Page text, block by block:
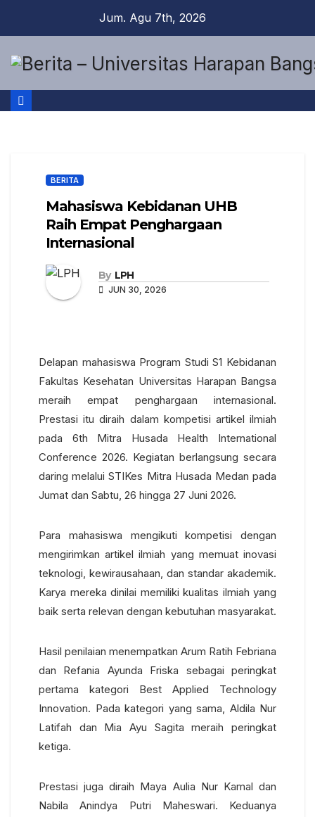
Jum. Agu 7th, 2026
BERITA
Mahasiswa Kebidanan UHB
Raih Empat Penghargaan
Internasional
By LPH
JUN 30, 2026
Delapan mahasiswa Program Studi S1 Kebidanan
Fakultas Kesehatan Universitas Harapan Bangsa
meraih empat penghargaan internasional.
Prestasi itu diraih dalam kompetisi artikel ilmiah
pada 6th Mitra Husada Health International
Conference 2026. Kegiatan berlangsung secara
daring melalui STIKes Mitra Husada Medan pada
Jumat dan Sabtu, 26 hingga 27 Juni 2026.
Para mahasiswa mengikuti kompetisi dengan
mengirimkan artikel ilmiah yang memuat inovasi
teknologi, kewirausahaan, dan standar akademik.
Karya mereka dinilai memiliki kualitas ilmiah yang
baik serta relevan dengan kebutuhan masyarakat.
Hasil penilaian menempatkan Arum Ratih Febriana
dan Refania Ayunda Friska sebagai peringkat
pertama kategori Best Applied Technology
Innovation. Pada kategori yang sama, Aldila Nur
Latifah dan Mia Ayu Sagita meraih peringkat
ketiga.
Prestasi juga diraih Maya Aulia Nur Kamal dan
Nabila Anindya Putri Maheswari. Keduanya